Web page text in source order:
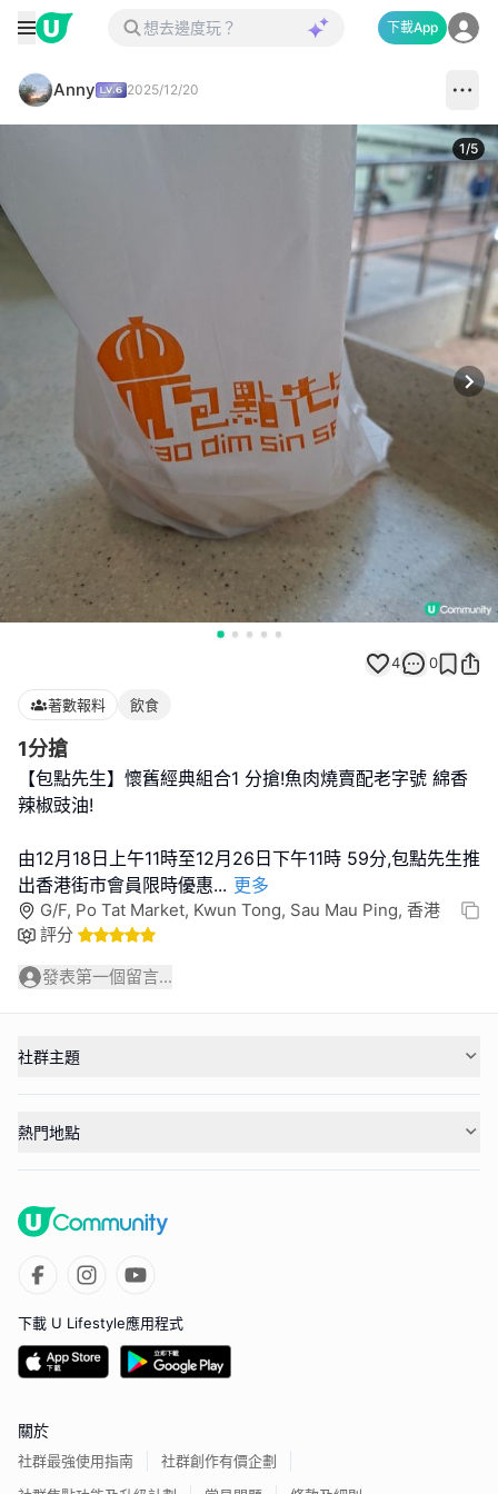
下載App
Anny 2025/12/20
1/5
4 0
著數報料 飲食
1分搶
【包點先生】懷舊經典組合1 分搶!魚肉燒賣配老字號 綿香
辣椒豉油!
由12月18日上午11時至12月26日下午11時 59分,包點先生推
出香港街市會員限時優惠... 更多
G/F, Po Tat Market, Kwun Tong, Sau Mau Ping, 香港
評分
發表第一個留言...
社群主題
熱門地點
下載 U Lifestyle應用程式
關於
社群最強使用指南
社群創作有價企劃